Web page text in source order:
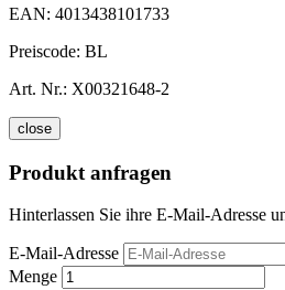
EAN: 4013438101733
Preiscode: BL
Art. Nr.: X00321648-2
close
Produkt anfragen
Hinterlassen Sie ihre E-Mail-Adresse
E-Mail-Adresse
Menge